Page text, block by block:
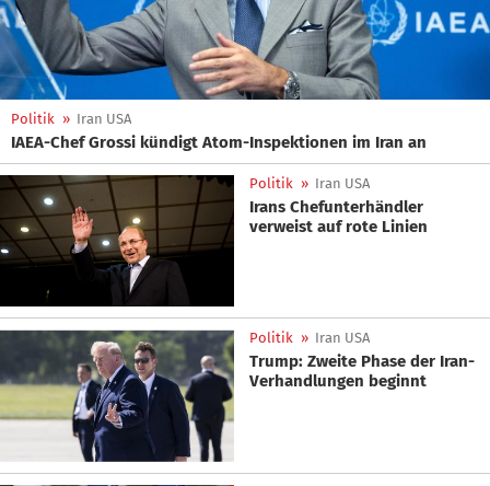
Politik » Iran USA
IAEA-Chef Grossi kündigt Atom-Inspektionen im Iran an
Politik » Iran USA
Irans Chefunterhändler
verweist auf rote Linien
Politik » Iran USA
Trump: Zweite Phase der Iran-
Verhandlungen beginnt